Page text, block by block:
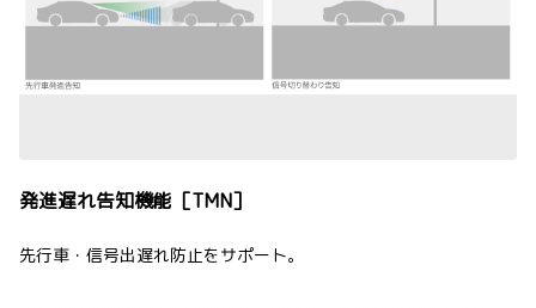
発進遅れ告知機能［TMN］
先行車・信号出遅れ防止をサポート。